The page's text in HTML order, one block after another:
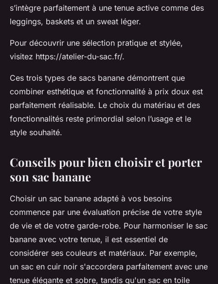
s’intègre parfaitement à une tenue active comme des
leggings, baskets et un sweat léger.
Pour découvrir une sélection pratique et stylée,
visitez https://atelier-du-sac.fr/.
Ces trois types de sacs banane démontrent que
combiner esthétique et fonctionnalité à prix doux est
parfaitement réalisable. Le choix du matériau et des
fonctionnalités reste primordial selon l’usage et le
style souhaité.
Conseils pour bien choisir et porter
son sac banane
Choisir un sac banane adapté à vos besoins
commence par une évaluation précise de votre style
de vie et de votre garde-robe. Pour harmoniser le sac
banane avec votre tenue, il est essentiel de
considérer ses couleurs et matériaux. Par exemple,
un sac en cuir noir s'accordera parfaitement avec une
tenue élégante et sobre, tandis qu'un sac en toile